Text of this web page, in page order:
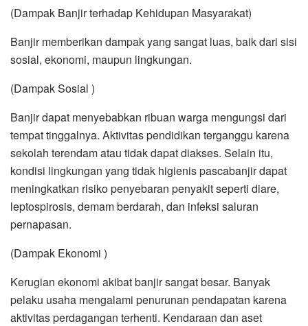
(Dampak Banjir terhadap Kehidupan Masyarakat)
Banjir memberikan dampak yang sangat luas, baik dari sisi
sosial, ekonomi, maupun lingkungan.
(Dampak Sosial )
Banjir dapat menyebabkan ribuan warga mengungsi dari
tempat tinggalnya. Aktivitas pendidikan terganggu karena
sekolah terendam atau tidak dapat diakses. Selain itu,
kondisi lingkungan yang tidak higienis pascabanjir dapat
meningkatkan risiko penyebaran penyakit seperti diare,
leptospirosis, demam berdarah, dan infeksi saluran
pernapasan.
(Dampak Ekonomi )
Kerugian ekonomi akibat banjir sangat besar. Banyak
pelaku usaha mengalami penurunan pendapatan karena
aktivitas perdagangan terhenti. Kendaraan dan aset